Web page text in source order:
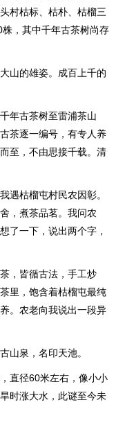
村枯标、枯朴、枯榴三
，其中千年古茶树尚存
山的雄姿。成百上千的
年古茶树至雷浦茶山
茶逐一编号，有专人养
至，不由思接千载。清
遇枯榴屯村民农因彰。
，煮茶品茗。我问农
了一下，说出两个字，
，皆循古法，手工炒
里，饱含着枯榴屯最纯
。农老向我说出一段异
山泉，名印天池。
直径60米左右，像小小
时涨大水，此谜至今未